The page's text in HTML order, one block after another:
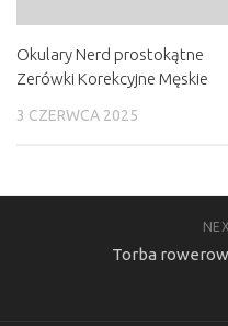
Okulary Nerd prostokątne
Zerówki Korekcyjne Męskie
3 CZERWCA 2025
Torba